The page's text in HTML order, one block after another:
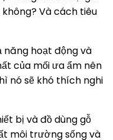
Và cách tiêu
năng hoạt động và
của mối ưa ẩm nên
nó sẽ khó thích nghi
bị và đồ dùng gỗ
môi trường sống và